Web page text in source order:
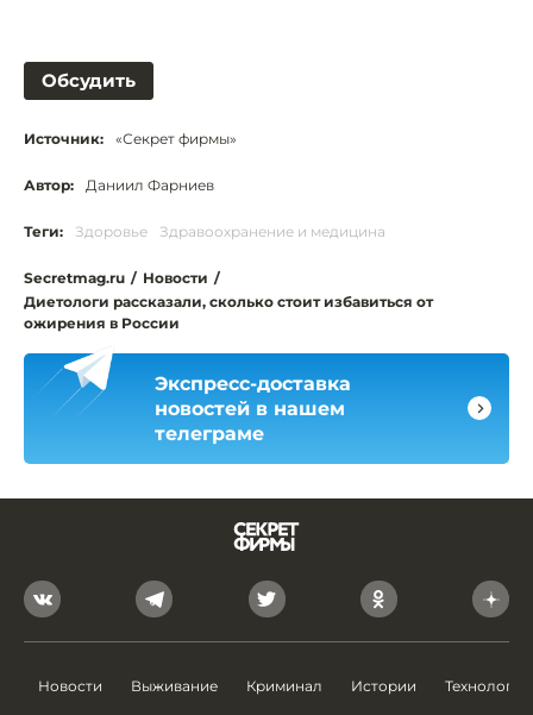
Обсудить
Источник: «Секрет фирмы»
Автор: Даниил Фарниев
Теги: Здоровье Здравоохранение и медицина
Secretmag.ru / Новости /
Диетологи рассказали, сколько стоит избавиться от
ожирения в России
Экспресс-доставка
новостей в нашем
телеграме
Новости Выживание Криминал Истории Технологии